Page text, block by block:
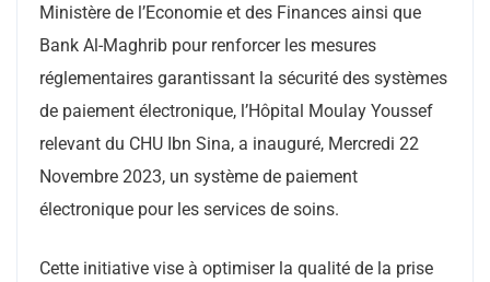
Ministère de l’Economie et des Finances ainsi que
Bank Al-Maghrib pour renforcer les mesures
réglementaires garantissant la sécurité des systèmes
de paiement électronique, l’Hôpital Moulay Youssef
relevant du CHU Ibn Sina, a inauguré, Mercredi 22
Novembre 2023, un système de paiement
électronique pour les services de soins.
Cette initiative vise à optimiser la qualité de la prise